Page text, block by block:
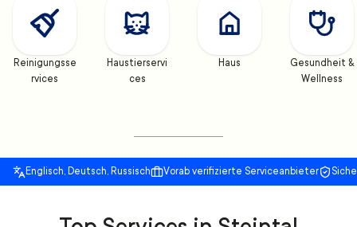
Reinigungsse
rvices
Haustierservi
ces
Haus
Gesundheit &
Wellness
Englisch, Deutsch, Russisch Vorab verifizierte Serviceanbieter